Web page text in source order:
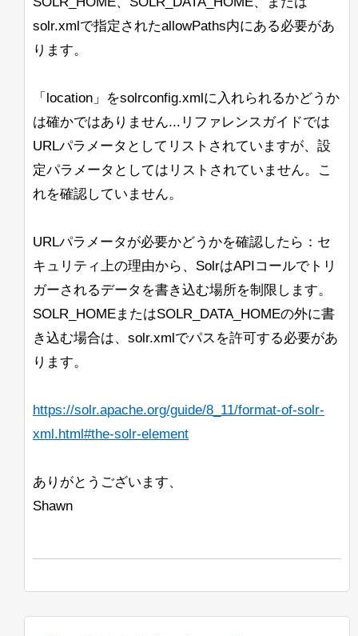
これを確認したのは、OpenJDK
11.0.10+9リリースを使用した場合で
以下は私たちの起動コマンドの例です：
よろしくお願いします。
Lisa
ができません。（これらの関数が非常に
頻繁に呼び出されることはわかっていま
他のアプローチも含め、すべての提案を
歓迎します。
したがって、BreakIteratorや関連する情
報について詳しく学ぶための良いリソー
が非常に難しいです。
は、最終的なハイライトが見つかったと
きにこのハイライトの「トリミング」を
行うことです。これにより、呼び出され
るロジックの量が減少しますが、SOLR
のスコアリングシステムが正しく考慮さ
れない可能性があると思われます。
私が言ったように、すべての提案を歓迎
Jan Ulrich Robens
solr.xmlで指定されたallowPaths内にある必要があ
ります。
「location」をsolrconfig.xmlに入れられるかどうか
は確かではありません...リファレンスガイドでは
URLパラメータとしてリストされていますが、設
定パラメータとしてはリストされていません。こ
れを確認していません。
URLパラメータが必要かどうかを確認したら：セ
キュリティ上の理由から、SolrはAPIコールでトリ
ガーされるデータを書き込む場所を制限します。
SOLR_HOMEまたはSOLR_DATA_HOMEの外に書
き込む場合は、solr.xmlでパスを許可する必要があ
ります。
https://solr.apache.org/guide/8_11/format-of-solr-
xml.html#the-solr-element
ありがとうございます、
Shawn